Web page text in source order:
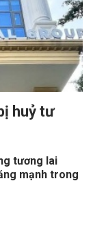
huỷ tư
tương lai
mạnh trong